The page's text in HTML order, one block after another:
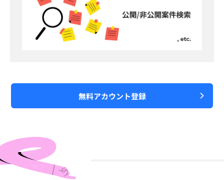
無料アカウント登録